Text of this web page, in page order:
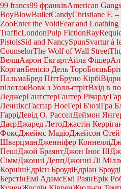
99 francs99 франківAmerican
BoyBlowBulletCandyChristiane F.
ZooEnter the VoidFear and Loathing
TrafficLondonPulp FictionRay
PistolsSid and NancySpunSvartur á
CounselorThe Wolf of Wall Street
ВелшАарон ЕкгартАйла Фішер
КорганБенісіо Дель ТороБоєць
ПальмаБред ПіттБруно Кірбі
пілотажВовк з Уолл-стрітВхід в
ЛеджерГангстерГантер Річардс
ЛенніксГаспар НоеГері Б'юзіГра
ГарріДевід О. РасселДеймон
ДаєрДжаред ЛетоДжастін
ФоксДжеймс МадіоДжейсон
ШварцманДженніфер Коннеллі
ПешіДжой БраянтДжон Інос III
СіммДжонні ДеппДжонні Лі
КорнішЕдрієн БроудіЕдріан Броуді
БерстінЕмі АдамсЕмі РаянЕрік